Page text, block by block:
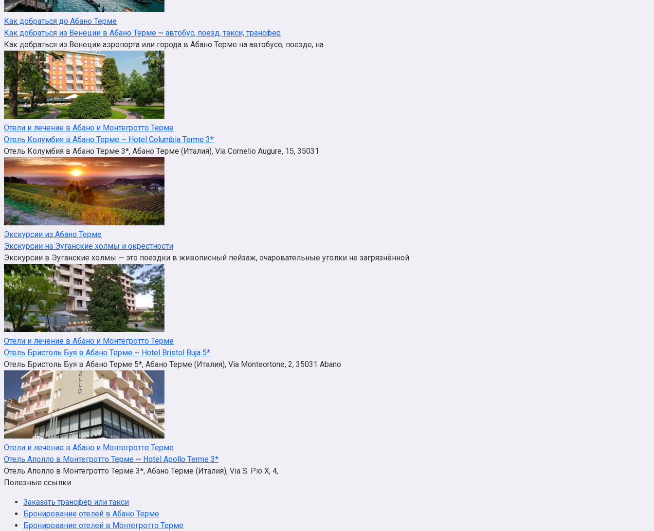
Как добраться до Абано Терме
Как добраться из Венеции в Абано Терме ~ автобус, поезд, такси, трансфер
Как добраться из Венеции аэропорта или города в Абано Терме на автобусе, поезде, на
Отели и лечение в Абано и Монтегротто Терме
Отель Колумбия в Абано Терме ~ Hotel Columbia Terme 3*
Отель Колумбия в Абано Терме 3*, Абано Терме (Италия), Via Cornelio Augure, 15, 35031
Экскурсии из Абано Терме
Экскурсии на Эуганские холмы и окрестности
Экскурсии в Эуганские холмы — это поездки в живописный пейзаж, очаровательные уголки не загрязнённой
Отели и лечение в Абано и Монтегротто Терме
Отель Бристоль Буя в Абано Терме ~ Hotel Bristol Buja 5*
Отель Бристоль Буя в Абано Терме 5*, Абано Терме (Италия), Via Monteortone, 2, 35031 Abano
Отели и лечение в Абано и Монтегротто Терме
Отель Аполло в Монтегротто Терме ~ Hotel Apollo Terme 3*
Отель Аполло в Монтегротто Терме 3*, Абано Терме (Италия), Via S. Pio X, 4,
Полезные ссылки
Заказать трансфер или такси
Бронирование отелей в Абано Терме
Бронирование отелей в Монтегротто Терме